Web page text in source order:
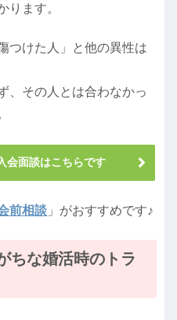
ります。
つけた人」と他の異性は
、その人とは合わなかっ
会面談はこちらです
前相談 」がおすすめです♪
ちな婚活時のトラ